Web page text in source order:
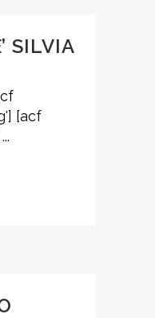
SILVIA
[acf